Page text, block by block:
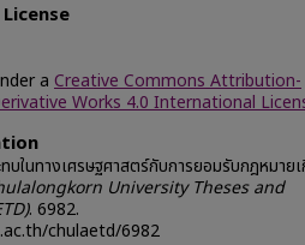
a Creative Commons Attribution-
Works 4.0 International
ในทางเศรษฐศาสตร์กับการยอมรับกฎหมาย
University Theses and
. 6982.
chulaetd/6982